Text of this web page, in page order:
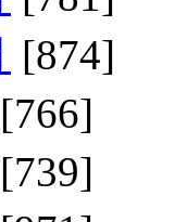
[874]
[766]
[739]